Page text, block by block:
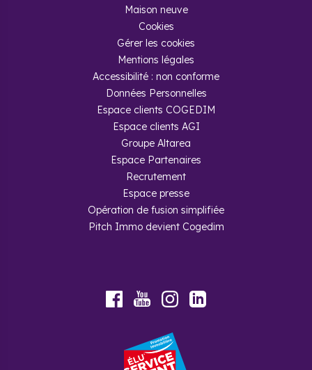
Maison neuve
Cookies
Gérer les cookies
Mentions légales
Accessibilité : non conforme
Données Personnelles
Espace clients COGEDIM
Espace clients AGI
Groupe Altarea
Espace Partenaires
Recrutement
Espace presse
Opération de fusion simplifiée
Pitch Immo devient Cogedim
FacebookYoutubeInstagram